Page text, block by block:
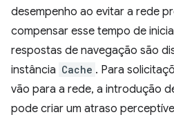
desempenho ao evitar a rede
compensar esse tempo de
respostas de navegação são
instância Cache . Para
vão para a rede, a introdução
pode criar um atraso